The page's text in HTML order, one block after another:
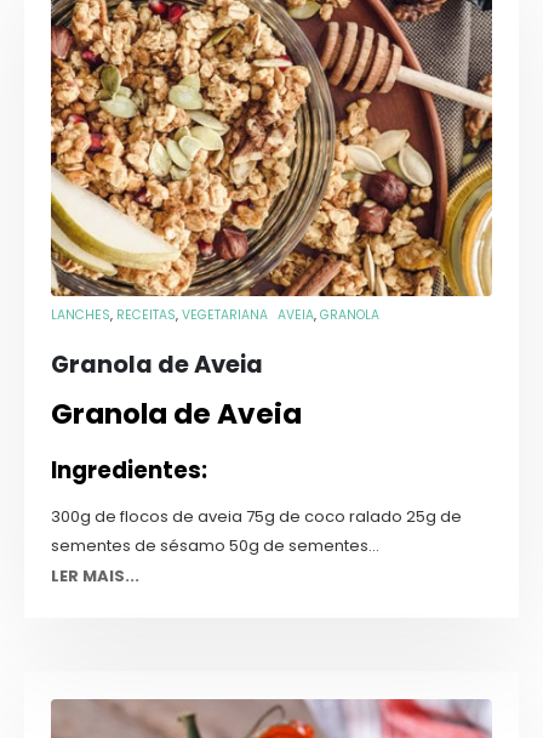
LANCHES, RECEITAS,VEGETARIANA AVEIA,GRANOLA
Granola de Aveia
Granola de Aveia
Ingredientes:
300g de flocos de aveia 75g de coco ralado 25g de
sementes de sésamo 50g de sementes...
LER MAIS...